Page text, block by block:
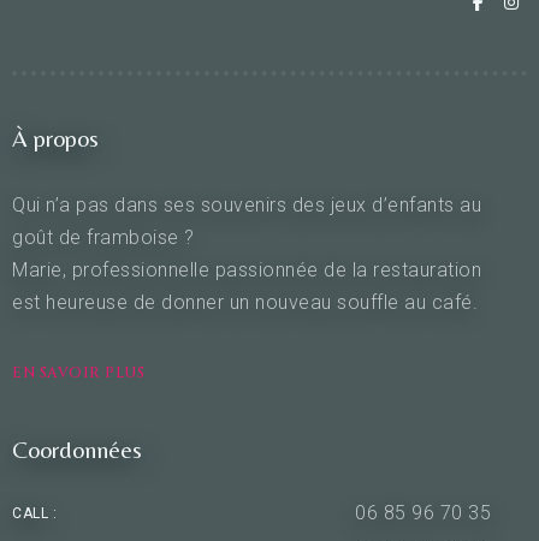
À propos
Qui n’a pas dans ses souvenirs des jeux d’enfants au
goût de framboise ?
Marie, professionnelle passionnée de la restauration
est heureuse de donner un nouveau souffle au café.
EN SAVOIR PLUS
Coordonnées
CALL : 06 85 96 70 35